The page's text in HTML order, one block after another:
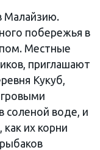
Малайзию.
побережья в
Местные
приглашают
Кукуб,
соленой воде, и
их корни